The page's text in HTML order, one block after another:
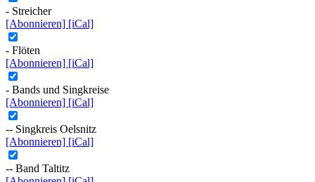
- Streicher
[Abonnieren] [iCal]
- Flöten
[Abonnieren] [iCal]
- Bands und Singkreise
[Abonnieren] [iCal]
-- Singkreis Oelsnitz
[Abonnieren] [iCal]
-- Band Taltitz